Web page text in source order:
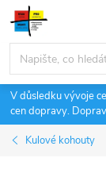
Přejít
obsah
V důsledku vývoje
cen dopravy.
Kulové kohouty